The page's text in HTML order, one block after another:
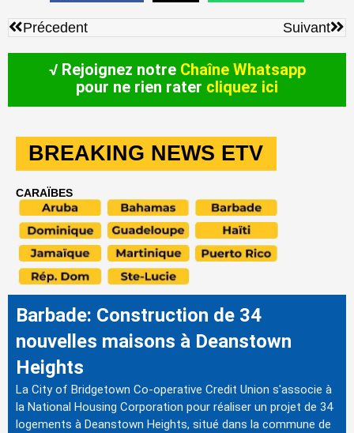
Précédent
Précedent Suivant
√ Rejoignez notre Chaîne Whatsapp
pour ne rien rater cliquez ici
BREAKING NEWS ETV
CARAÏBES
Barbade: Construction de 34
nouvelles maisons à Deanstown
Heights
La City of Bridgetown Co-operative Credit Union s'associe à
la National Housing Corporation pour réaliser un projet de 34
logements à Deanstown Heights, situé dans la commune de